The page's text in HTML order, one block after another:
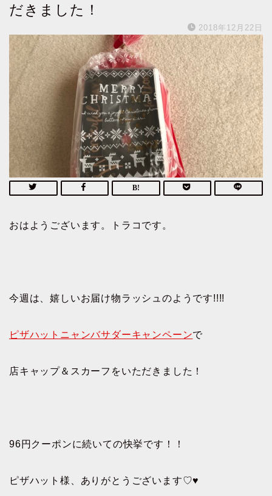
だきました！
2018年12月22日
おはようございます。トラコです。
今週は、嬉しいお届け物ラッシュのようです!!!!
ピザハットニャンバサダーキャンペーンで
店キャップ＆スカーフをいただきました！
96円クーポンに続いての快挙です！！
ピザハット様、ありがとうございます♡♥